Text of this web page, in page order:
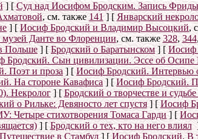
] [Суд над Иосифом Бродским. Запись
, см. также141] [ Январский
] [Иосиф Бродский и Владимир Высоцкий,
Данте во Флоренции, см. также328,344
Польше] [Бродский о Баратынском] [Иосиф
Бродский. Сын цивилизации. Эссе об Осипе
Поэт и проза] [Иосиф Бродский. Интервью
На стороне Кавафиса ] [Иосиф Бродский.
Некролог] [Бродский о творчестве и
о Рильке: Девяносто лет спустя] [Иосиф
стихотворения Томаса Гарди] [
] [Бродский о тех, кто на него влиял
в Стамбул] [ Иосиф Бродский. В